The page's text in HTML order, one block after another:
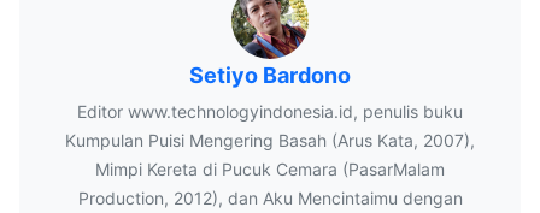
Setiyo Bardono
Editor www.technologyindonesia.id, penulis buku
Kumpulan Puisi Mengering Basah (Arus Kata, 2007),
Mimpi Kereta di Pucuk Cemara (PasarMalam
Production, 2012), dan Aku Mencintaimu dengan